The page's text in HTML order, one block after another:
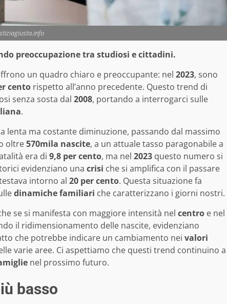
preoccupazione tra studiosi e cittadini.
un quadro chiaro e preoccupante: nel 2023, sono
cento rispetto all’anno precedente. Questo trend di
senza sosta dal 2008, portando a interrogarci sulle
.
lenta ma costante diminuzione, passando dal massimo
oltre570mila nascite, a un attuale tasso paragonabile a
era di 9,8 per cento, ma nel 2023 questo numero si
evidenziano una crisi che si amplifica con il passare
intorno al 20 per cento. Questa situazione fa
dinamiche familiari che caratterizzano i giorni nostri.
se si manifesta con maggiore intensità nel centro e nel
il ridimensionamento delle nascite, evidenziano
che potrebbe indicare un cambiamento nei valori
varie aree. Ci aspettiamo che questi trend continuino a
nel prossimo futuro.
basso